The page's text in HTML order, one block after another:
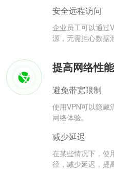
安全远程访问
企业员工可以通过
源，无需担心数据
提高网络性能
避免带宽限制
使用VPN可以隐藏
网络体验。
减少延迟
在某些情况下，使
径，减少延迟，提